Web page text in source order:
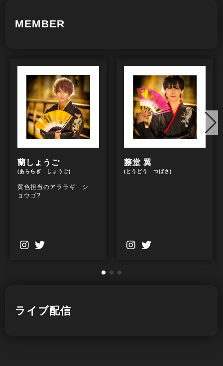
MEMBER
蘭しょうご
(あららぎ しょうご)
黄色担当のアララギ シ
ョウゴ?
藤堂 翼
(とうどう つばさ)
ライブ配信